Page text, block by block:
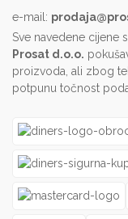
e-mail:
Sve navedene cijene
Prosat d.o.o.
proizvoda, ali zbog
potpunu točnost